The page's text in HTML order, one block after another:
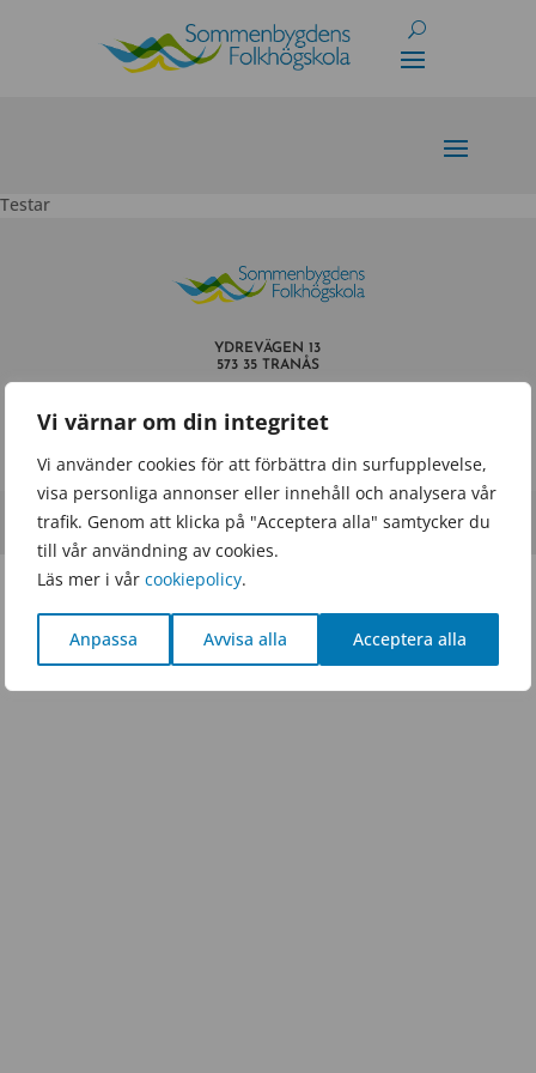
Vi värnar om din integritet
Vi använder cookies för att förbättra din surfupplevelse,
visa personliga annonser eller innehåll och analysera vår
trafik. Genom att klicka på "Acceptera alla" samtycker du
till vår användning av cookies.
Läs mer i vår cookiepolicy.
Anpassa Avvisa alla Acceptera alla
Testar
YDREVÄGEN 13
573 35 TRANÅS
TEL.0140 – 659 60
Powered byWisest